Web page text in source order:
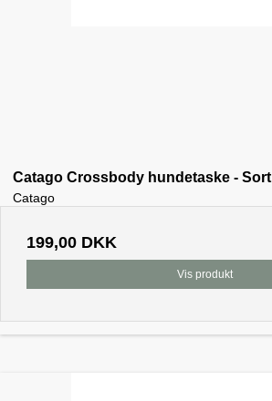
Catago Crossbody hundetaske - Sort
Catago
199,00 DKK
Vis produkt